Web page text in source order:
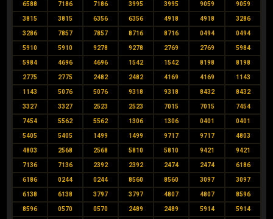
6588 7186 7186 3995 3995 9059 9059
3815 3815 6356 6356 4918 4918 3286
3286 7857 7857 8716 8716 0494 0494
5910 5910 9278 9278 2769 2769 5984
5984 4696 4696 1542 1542 8198 8198
2775 2775 2482 2482 4169 4169 1143
1143 5076 5076 9318 9318 8432 8432
3327 3327 2523 2523 7015 7015 7454
7454 5562 5562 1306 1306 0401 0401
5405 5405 1499 1499 9717 9717 4803
4803 2568 2568 5810 5810 9421 9421
7136 7136 2392 2392 2474 2474 6186
6186 0244 0244 8560 8560 3097 3097
6138 6138 3797 3797 4807 4807 8596
8596 0570 0570 2489 2489 5914 5914